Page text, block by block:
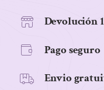
Devolución
Pago seguro
Envio